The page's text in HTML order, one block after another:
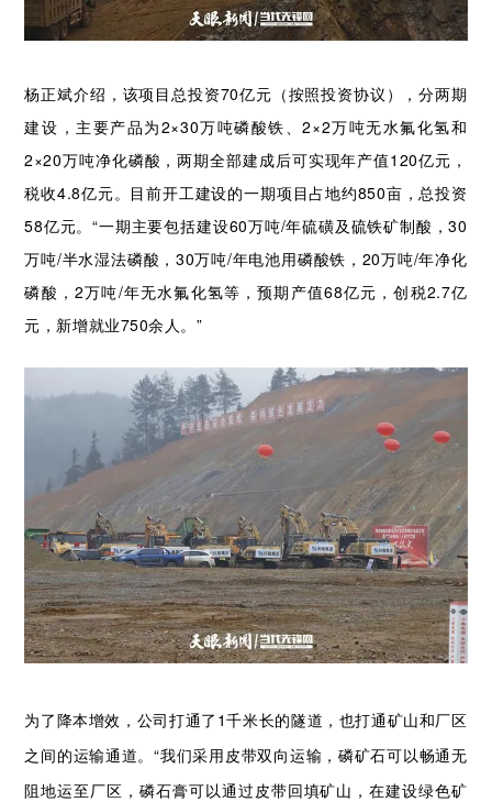
杨正斌介绍，该项目总投资70亿元（按照投资协议），分两期
建设，主要产品为2×30万吨磷酸铁、2×2万吨无水氟化氢和
2×20万吨净化磷酸，两期全部建成后可实现年产值120亿元，
税收4.8亿元。目前开工建设的一期项目占地约850亩，总投资
58亿元。“一期主要包括建设60万吨/年硫磺及硫铁矿制酸，30
万吨/半水湿法磷酸，30万吨/年电池用磷酸铁，20万吨/年净化
磷酸，2万吨/年无水氟化氢等，预期产值68亿元，创税2.7亿
元，新增就业750余人。”
为了降本增效，公司打通了1千米长的隧道，也打通矿山和厂区
之间的运输通道。“我们采用皮带双向运输，磷矿石可以畅通无
阻地运至厂区，磷石膏可以通过皮带回填矿山，在建设绿色矿